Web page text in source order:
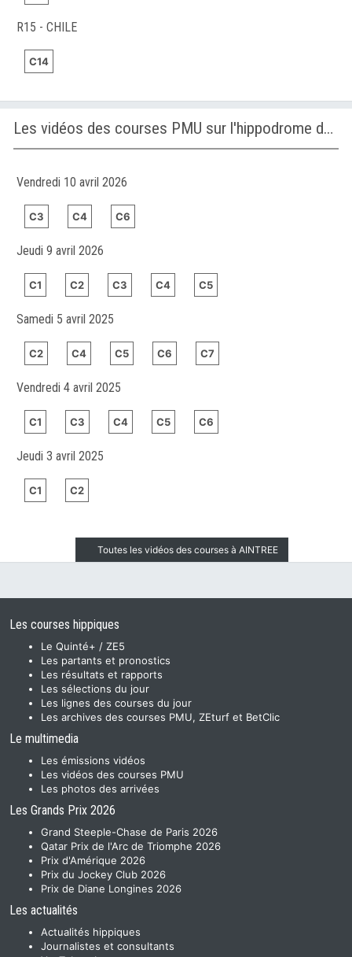
R15 - CHILE
C14
Les vidéos des courses PMU sur l'hippodrome de AINTREE
Vendredi 10 avril 2026
C3 C4 C6
Jeudi 9 avril 2026
C1 C2 C3 C4 C5
Samedi 5 avril 2025
C2 C4 C5 C6 C7
Vendredi 4 avril 2025
C1 C3 C4 C5 C6
Jeudi 3 avril 2025
C1 C2
Toutes les vidéos des courses à AINTREE
Les courses hippiques
Le Quinté+ / ZE5
Les partants et pronostics
Les résultats et rapports
Les sélections du jour
Les lignes des courses du jour
Les archives des courses PMU, ZEturf et BetClic
Le multimedia
Les émissions vidéos
Les vidéos des courses PMU
Les photos des arrivées
Les Grands Prix 2026
Grand Steeple-Chase de Paris 2026
Qatar Prix de l'Arc de Triomphe 2026
Prix d'Amérique 2026
Prix du Jockey Club 2026
Prix de Diane Longines 2026
Les actualités
Actualités hippiques
Journalistes et consultants